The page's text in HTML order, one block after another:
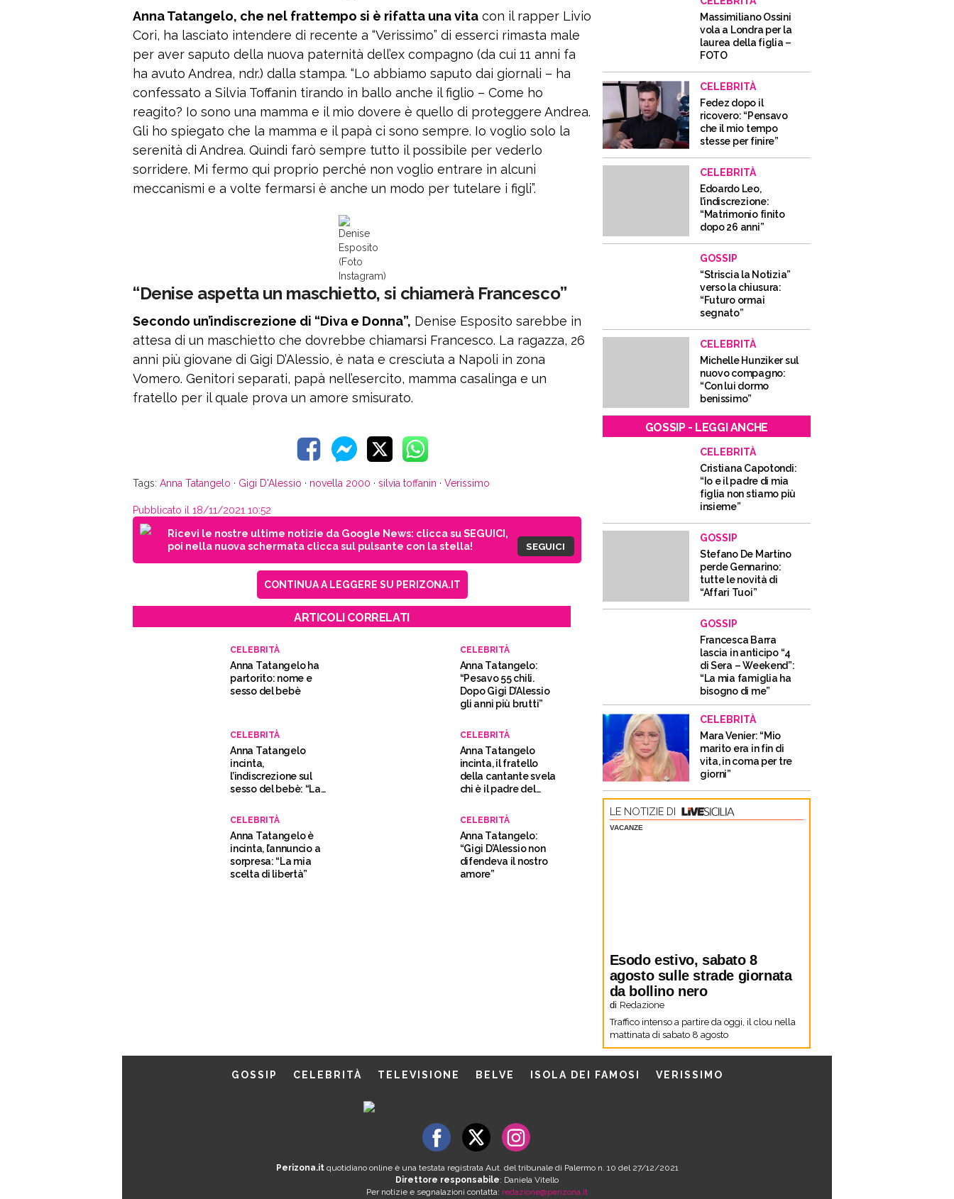
Anna Tatangelo, che nel frattempo si è rifatta una vita con il rapper Livio
Cori, ha lasciato intendere di recente a “Verissimo” di esserci rimasta male
per aver saputo della nuova paternità dell’ex compagno (da cui 11 anni fa
ha avuto Andrea, ndr.) dalla stampa. “Lo abbiamo saputo dai giornali – ha
confessato a Silvia Toffanin tirando in ballo anche il figlio – Come ho
reagito? Io sono una mamma e il mio dovere è quello di proteggere Andrea.
Gli ho spiegato che la mamma e il papà ci sono sempre. Io voglio solo la
serenità di Andrea. Quindi farò sempre tutto il possibile per vederlo
sorridere. Mi fermo qui proprio perché non voglio entrare in alcuni
meccanismi e a volte fermarsi è anche un modo per tutelare i figli”.
Denise
Esposito
(Foto
Instagram)
“Denise aspetta un maschietto, si chiamerà Francesco”
Secondo un’indiscrezione di “Diva e Donna”, Denise Esposito sarebbe in
attesa di un maschietto che dovrebbe chiamarsi Francesco. La ragazza, 26
anni più giovane di Gigi D’Alessio, è nata e cresciuta a Napoli in zona
Vomero. Genitori separati, papà nell’esercito, mamma casalinga e un
fratello per il quale prova un amore smisurato.
Tags: Anna Tatangelo · Gigi D'Alessio · novella 2000 · silvia toffanin · Verissimo
Pubblicato il 18/11/2021 10:52
Ricevi le nostre ultime notizie da Google News: clicca su SEGUICI,
poi nella nuova schermata clicca sul pulsante con la stella!
SEGUICI
CONTINUA A LEGGERE SU PERIZONA.IT
ARTICOLI CORRELATI
CELEBRITÀ
Anna Tatangelo ha
partorito: nome e
sesso del bebè
CELEBRITÀ
Anna Tatangelo:
“Pesavo 55 chili.
Dopo Gigi D’Alessio
gli anni più brutti”
CELEBRITÀ
Anna Tatangelo
incinta,
l’indiscrezione sul
sesso del bebè: “La
conferma”
CELEBRITÀ
Anna Tatangelo
incinta, il fratello
della cantante svela
chi è il padre del
CELEBRITÀ
Anna Tatangelo è
incinta, l’annuncio a
sorpresa: “La mia
scelta di libertà”
CELEBRITÀ
Anna Tatangelo:
“Gigi D’Alessio non
difendeva il nostro
amore”
Massimiliano Ossini
vola a Londra per la
laurea della figlia –
FOTO
CELEBRITÀ
Fedez dopo il
ricovero: “Pensavo
che il mio tempo
stesse per finire”
CELEBRITÀ
Edoardo Leo,
l’indiscrezione:
“Matrimonio finito
dopo 26 anni”
GOSSIP
“Striscia la Notizia”
verso la chiusura:
“Futuro ormai
segnato”
CELEBRITÀ
Michelle Hunziker sul
nuovo compagno:
“Con lui dormo
benissimo”
GOSSIP - LEGGI ANCHE
CELEBRITÀ
Cristiana Capotondi:
“Io e il padre di mia
figlia non stiamo più
insieme”
GOSSIP
Stefano De Martino
perde Gennarino:
tutte le novità di
“Affari Tuoi”
GOSSIP
Francesca Barra
lascia in anticipo “4
di Sera – Weekend”:
“La mia famiglia ha
bisogno di me”
CELEBRITÀ
Mara Venier: “Mio
marito era in fin di
vita, in coma per tre
giorni”
LE NOTIZIE DI
VACANZE
Esodo estivo, sabato 8
agosto sulle strade giornata
da bollino nero
di Redazione
Traffico intenso a partire da oggi, il clou nella
mattinata di sabato 8 agosto
GOSSIP CELEBRITÀ TELEVISIONE BELVE ISOLA DEI FAMOSI VERISSIMO
Perizona.itquotidiano online è una testata registrata Aut. del tribunale di Palermo n. 10 del 27/12/2021
Direttore responsabile: Daniela Vitello
Per notizie e segnalazioni contatta: redazione@perizona.it